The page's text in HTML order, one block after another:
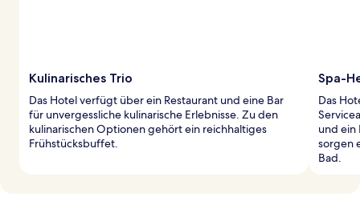
Kulinarisches Trio
Das Hotel verfügt über ein Restaurant und eine Bar
für unvergessliche kulinarische Erlebnisse. Zu den
kulinarischen Optionen gehört ein reichhaltiges
Frühstücksbuffet.
Spa-
Das
und ein
sorgen
Bad.